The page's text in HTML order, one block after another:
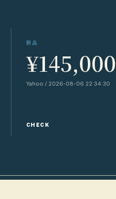
新品
¥145,000
Yahoo / 2026-08-06 22:34:30
CHECK